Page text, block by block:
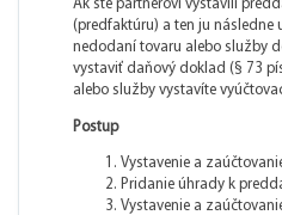
Ak ste partnerovi vystavili
(predfaktúru) a ten ju následne
nedodaní tovaru alebo služby
vystaviť daňový doklad (§ 73
alebo služby vystavíte
Postup
Vystavenie a
Pridanie úhrady k
Vystavenie a